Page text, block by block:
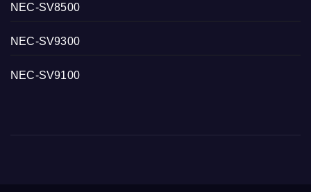
NEC-SV8500
NEC-SV9300
NEC-SV9100